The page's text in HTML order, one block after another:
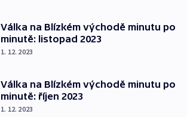
Válka na Blízkém východě minutu po
minutě: listopad 2023
1. 12. 2023
Válka na Blízkém východě minutu po
minutě: říjen 2023
1. 12. 2023